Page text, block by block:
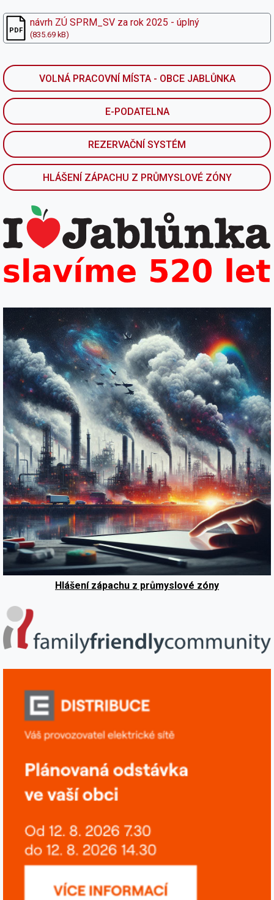
VOLNÁ PRACOVNÍ MÍSTA - OBCE JABLŮNKA
E-PODATELNA
REZERVAČNÍ SYSTÉM
HLÁŠENÍ ZÁPACHU Z PRŮMYSLOVÉ ZÓNY
Hlášení zápachu z průmyslové zóny
návrh ZÚ SPRM_SV za rok 2025 - úplný
(835.69 kB)